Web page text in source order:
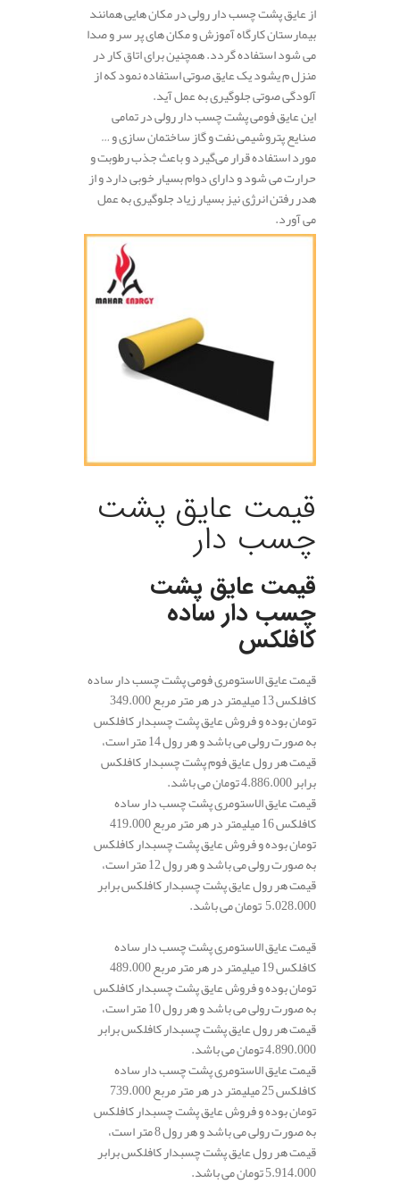
از عایق پشت چسب دار رولی در مکان هایی همانند
بیمارستان کارگاه آموزش و مکان های پر سر و صدا
می شود استفاده گردد. همچنین برای اتاق کار در
منزل م یشود یک عایق صوتی استفاده نمود که از
آلودگی صوتی جلوگیری به عمل آید.
این عایق فومی پشت چسب دار رولی در تمامی
صنایع پتروشیمی نفت و گاز ساختمان سازی و …
مورد استفاده قرار می‌گیرد و باعث جذب رطوبت و
حرارت می شود و دارای دوام بسیار خوبی دارد و از
هدر رفتن انرژی نیز بسیار زیاد جلوگیری به عمل
می آورد.
قیمت عایق پشت
چسب دار
قیمت عایق پشت
چسب دار ساده
کافلکس
قیمت عایق الاستومری فومی پشت چسب دار ساده
کافلکس 13 میلیمتر در هر متر مربع 349.000
تومان بوده و فروش عایق پشت چسبدار کافلکس
به صورت رولی می باشد و هر رول 14 متر است،
قیمت هر رول عایق فوم پشت چسبدار کافلکس
برابر 4.886.000 تومان می باشد.
قیمت عایق الاستومری پشت چسب دار ساده
کافلکس 16 میلیمتر در هر متر مربع 419.000
تومان بوده و فروش عایق پشت چسبدار کافلکس
به صورت رولی می باشد و هر رول 12 متر است،
قیمت هر رول عایق پشت چسبدار کافلکس برابر
5.028.000 تومان می باشد.
قیمت عایق الاستومری پشت چسب دار ساده
کافلکس 19 میلیمتر در هر متر مربع 489.000
تومان بوده و فروش عایق پشت چسبدار کافلکس
به صورت رولی می باشد و هر رول 10 متر است،
قیمت هر رول عایق پشت چسبدار کافلکس برابر
4.890.000 تومان می باشد.
قیمت عایق الاستومری پشت چسب دار ساده
کافلکس 25 میلیمتر در هر متر مربع 739.000
تومان بوده و فروش عایق پشت چسبدار کافلکس
به صورت رولی می باشد و هر رول 8 متر است،
قیمت هر رول عایق پشت چسبدار کافلکس برابر
5.914.000 تومان می باشد.